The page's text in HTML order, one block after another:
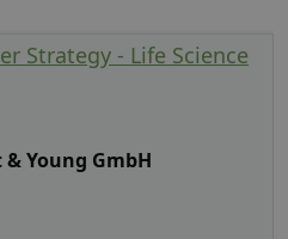
Strategy - Life Science
& Young GmbH